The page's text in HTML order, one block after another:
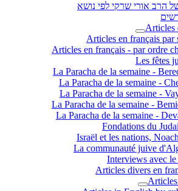
הרב אורי שרקי לפי נושא
Articles
Articles en français par
Les fêtes
La Paracha de la semaine -
La Paracha de la semaine -
La Paracha de la semaine -
La Paracha de la semaine -
La Paracha de la semaine -
Fondations du
Israël et les nations,
La communauté juive
Interviews avec
Articles divers en